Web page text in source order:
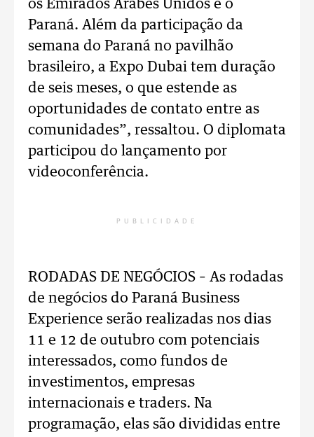
os Emirados Árabes Unidos e o
Paraná. Além da participação da
semana do Paraná no pavilhão
brasileiro, a Expo Dubai tem duração
de seis meses, o que estende as
oportunidades de contato entre as
comunidades”, ressaltou. O diplomata
participou do lançamento por
videoconferência.
PUBLICIDADE
RODADAS DE NEGÓCIOS – As rodadas
de negócios do Paraná Business
Experience serão realizadas nos dias
11 e 12 de outubro com potenciais
interessados, como fundos de
investimentos, empresas
internacionais e traders. Na
programação, elas são divididas entre